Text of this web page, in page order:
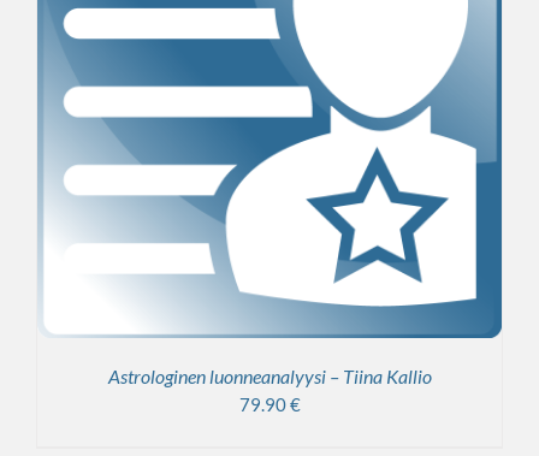
Astrologinen luonneanalyysi – Tiina Kallio
79.90€